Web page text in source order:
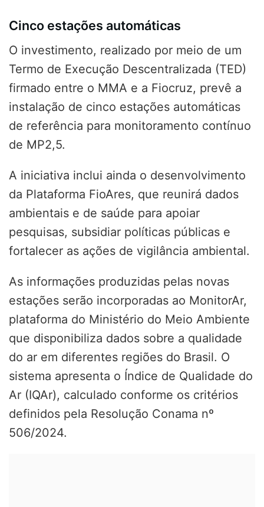
Cinco estações automáticas
O investimento, realizado por meio de um
Termo de Execução Descentralizada (TED)
firmado entre o MMA e a Fiocruz, prevê a
instalação de cinco estações automáticas
de referência para monitoramento contínuo
de MP2,5.
A iniciativa inclui ainda o desenvolvimento
da Plataforma FioAres, que reunirá dados
ambientais e de saúde para apoiar
pesquisas, subsidiar políticas públicas e
fortalecer as ações de vigilância ambiental.
As informações produzidas pelas novas
estações serão incorporadas ao MonitorAr,
plataforma do Ministério do Meio Ambiente
que disponibiliza dados sobre a qualidade
do ar em diferentes regiões do Brasil. O
sistema apresenta o Índice de Qualidade do
Ar (IQAr), calculado conforme os critérios
definidos pela Resolução Conama nº
506/2024.